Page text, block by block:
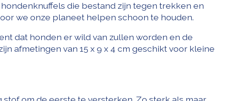
die bestand zijn tegen trekken en
we onze planeet helpen schoon te houden.
dat honden er wild van zullen worden en de
afmetingen van 15 x 9 x 4 cm geschikt voor kleine